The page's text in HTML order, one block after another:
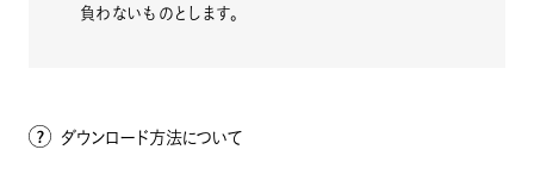
負わないものとします。
ダウンロード方法について